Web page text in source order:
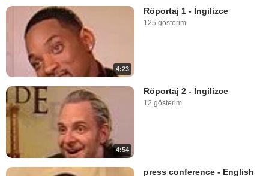
4:23
Röportaj 1 - İngilizce
125 gösterim
4:54
Röportaj 2 - İngilizce
12 gösterim
press conference - English